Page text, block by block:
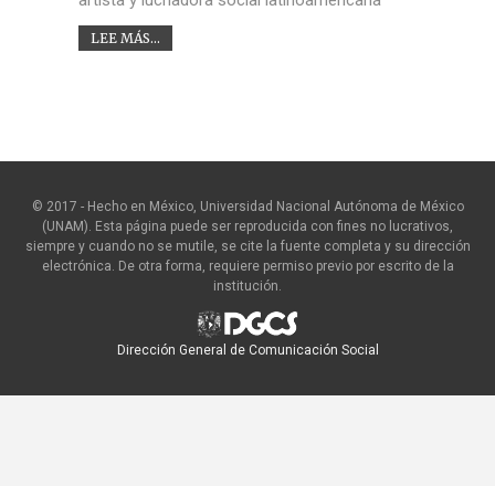
LEE MÁS...
© 2017 - Hecho en México, Universidad Nacional Autónoma de México
(UNAM). Esta página puede ser reproducida con fines no lucrativos,
siempre y cuando no se mutile, se cite la fuente completa y su dirección
electrónica. De otra forma, requiere permiso previo por escrito de la
institución.
Dirección General de Comunicación Social